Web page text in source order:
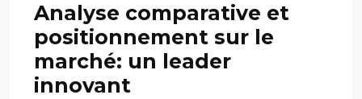
Analyse comparative et
positionnement sur le
marché: un leader
innovant